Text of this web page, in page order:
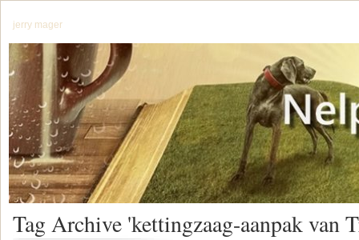
jerry mager
Tag Archive 'kettingzaag-aanpak van